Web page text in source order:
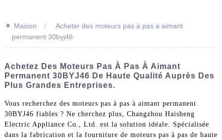
>> Maison
Acheter des moteurs pas à pas à aimant
permanent 30byj46
Achetez Des Moteurs Pas À Pas À Aimant
Permanent 30BYJ46 De Haute Qualité Auprès Des
Plus Grandes Entreprises.
Vous recherchez des moteurs pas à pas à aimant permanent
30BYJ46 fiables ? Ne cherchez plus, Changzhou Haisheng
Electric Appliance Co., Ltd. est la solution idéale. Spécialisée
dans la fabrication et la fourniture de moteurs pas à pas de haute